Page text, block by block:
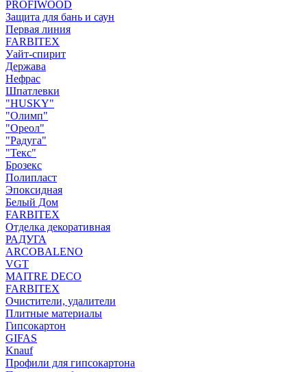
PROFIWOOD
Защита для бань и саун
Первая линия
FARBITEX
Уайт-спирит
Держава
Нефрас
Шпатлевки
"HUSKY"
"Олимп"
"Ореол"
"Радуга"
"Текс"
Брозекс
Полипласт
Эпоксидная
Белый Дом
FARBITEX
Отделка декоративная
РАДУГА
ARCOBALENO
VGT
MAITRE DECO
FARBITEX
Очистители, удалители
Плитные материалы
Гипсокартон
GIFAS
Knauf
Профили для гипсокартона